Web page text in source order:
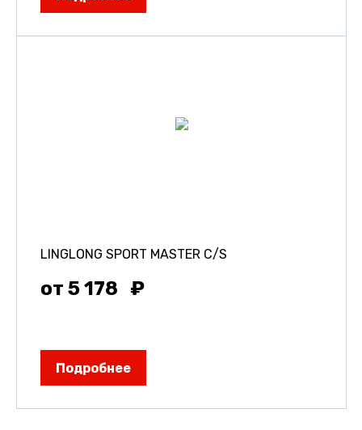
LINGLONG SPORT MASTER C/S
от 5 178
Подробнее